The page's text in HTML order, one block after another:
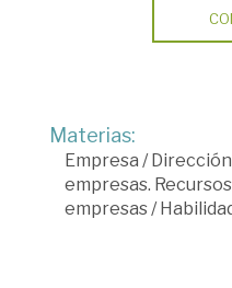
Materias:
Empresa /
empresas.
empresas/